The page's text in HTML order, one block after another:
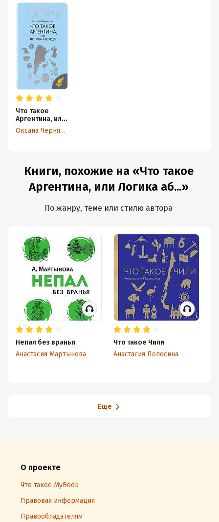
Что такое
Аргентина, или
Логика
абсурда
Оксана Чернявская
Книги, похожие на «Что такое
Аргентина, или Логика аб...»
По жанру, теме или стилю автора
Непал без вранья
Анастасия Мартынова
Что такое Чили
Анастасия Полосина
Еще
О проекте
Что такое MyBook
Правовая информация
Правообладателям